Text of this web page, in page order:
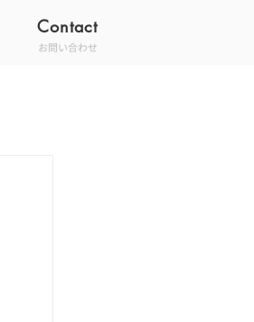
Contact
お問い合わせ